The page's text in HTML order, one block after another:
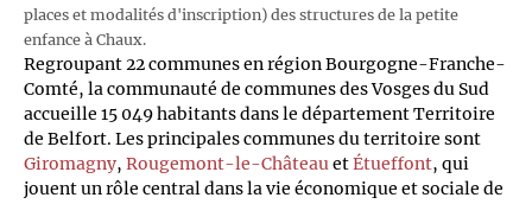
places et modalités d'inscription) des structures de la petite
enfance à Chaux.
Regroupant 22 communes en région Bourgogne-Franche-
Comté, la communauté de communes des Vosges du Sud
accueille 15 049 habitants dans le département Territoire
de Belfort. Les principales communes du territoire sont
Giromagny, Rougemont-le-ChâteauetÉtueffont, qui
jouent un rôle central dans la vie économique et sociale de